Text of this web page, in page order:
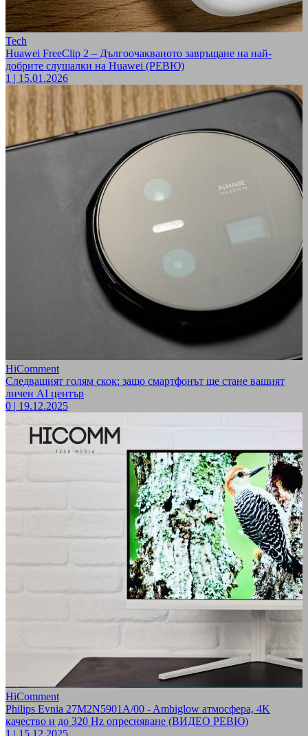
Tech
Huawei FreeClip 2 – Дългоочакваното завръщане на най-
добрите слушалки на Huawei (РЕВЮ)
1 | 15.01.2026
HiComment
Следващият голям скок: защо смартфонът ще стане вашият
личен AI център
0 | 19.12.2025
HiComment
Philips Evnia 27M2N5901A/00 - Ambiglow атмосфера, 4K
качество и до 320 Hz опресняване (ВИДЕО РЕВЮ)